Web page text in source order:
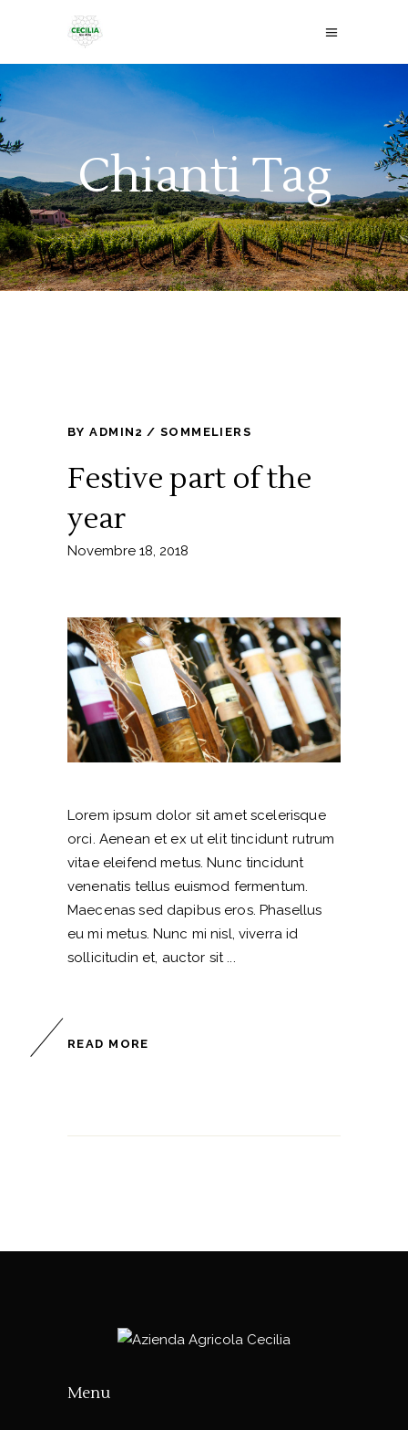
Chianti Tag
BYADMIN2 SOMMELIERS
Festive part of the
year
Novembre 18, 2018
Lorem ipsum dolor sit amet scelerisque
orci. Aenean et ex ut elit tincidunt rutrum
vitae eleifend metus. Nunc tincidunt
venenatis tellus euismod fermentum.
Maecenas sed dapibus eros. Phasellus
eu mi metus. Nunc mi nisl, viverra id
sollicitudin et, auctor sit
READ MORE
Menu